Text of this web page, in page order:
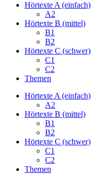
Hörtexte A (einfach)
A2
Hörtexte B (mittel)
B1
B2
Hörtexte C (schwer)
C1
C2
Themen
Hörtexte A (einfach)
A2
Hörtexte B (mittel)
B1
B2
Hörtexte C (schwer)
C1
C2
Themen